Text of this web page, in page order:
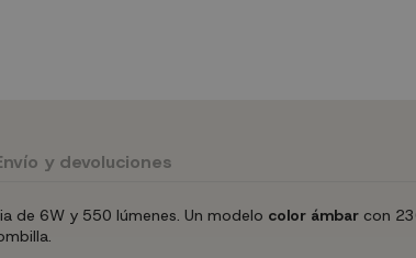
y devoluciones
de 6W y 550 lúmenes. Un modelo color ámbarcon